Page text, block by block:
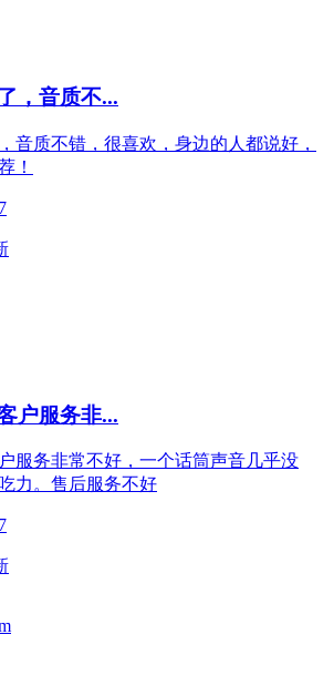
，音质不...
音质不错，很喜欢，身边的人都说好，
！
户服务非...
服务非常不好，一个话筒声音几乎没
力。售后服务不好